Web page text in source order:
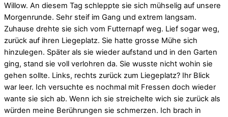
Willow. An diesem Tag schleppte sie sich mühselig auf unsere
Morgenrunde. Sehr steif im Gang und extrem langsam.
Zuhause drehte sie sich vom Futternapf weg. Lief sogar weg,
zurück auf ihren Liegeplatz. Sie hatte grosse Mühe sich
hinzulegen. Später als sie wieder aufstand und in den Garten
ging, stand sie voll verlohren da. Sie wusste nicht wohin sie
gehen sollte. Links, rechts zurück zum Liegeplatz? Ihr Blick
war leer. Ich versuchte es nochmal mit Fressen doch wieder
wante sie sich ab. Wenn ich sie streichelte wich sie zurück als
würden meine Berührungen sie schmerzen. Ich brach in